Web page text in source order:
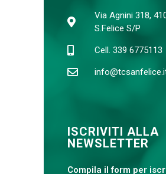
Via Agnini 318,
S.Felice S/P
Cell. 339 6775113
ISCRIVITI ALLA
NEWSLETTER
Compila il form per